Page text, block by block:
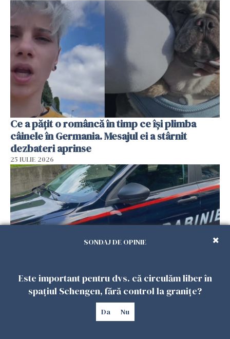
Ce a pățit o româncă în timp ce își plimba
câinele în Germania. Mesajul ei a stârnit
dezbateri aprinse
25 IULIE 2026
Româncă din Italia, acuzată că și-a lăsat copiii
singuri în casă pentru a merge la mall. Vecinii
SONDAJ DE OPINIE
Este important pentru dvs. că circulăm liber în
spațiul Schengen, fără control la granițe?
Da Nu